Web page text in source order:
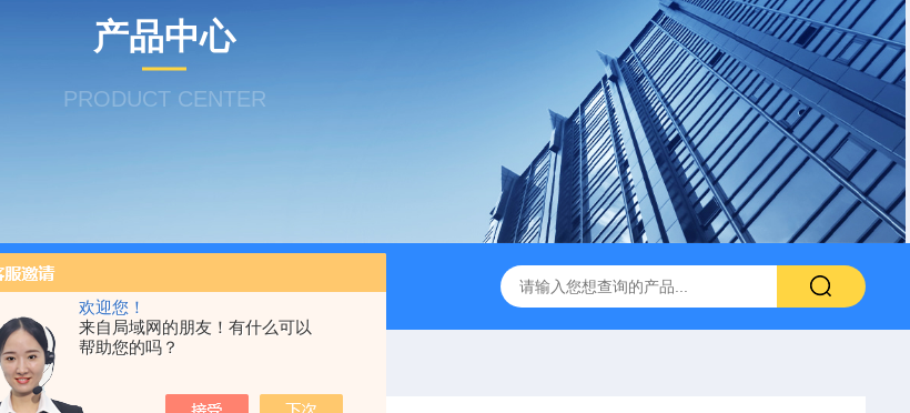
欢迎您！
来自局域网的朋友！有什么可以
帮助您的吗？
产品中心
PRODUCT CENTER
北京 人源肿瘤组织异种移植（PDX）小鼠模型 流式实验外包